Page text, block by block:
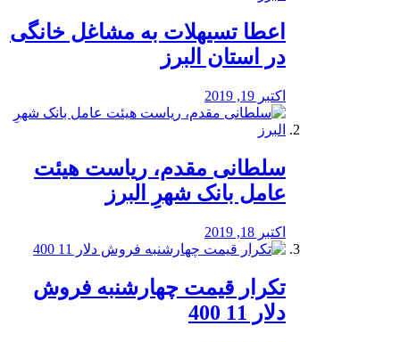
️اعطا تسیهلات به مشاغل خانگی
در استان البرز
اکتبر 19, 2019
سلطانی مقدم، ریاست هیئت
عامل بانک شهرِ البرز
اکتبر 18, 2019
تکرار قیمت چهارشنبه فروش
دلار 11 400